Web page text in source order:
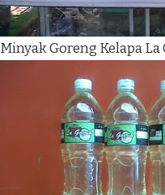
Minyak Goreng Kelapa